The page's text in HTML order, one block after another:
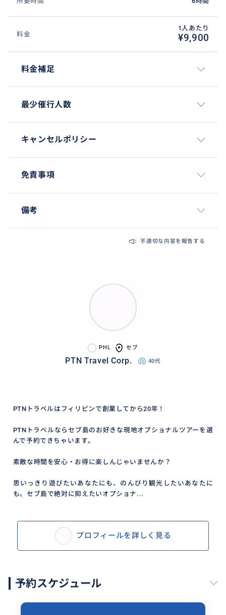
料金
1人あたり
¥9,900
料金補足
最少催行人数
キャンセルポリシー
免責事項
備考
不適切な内容を報告する
PHL セブ
PTN Travel Corp. 40代
PTNトラベルはフィリピンで創業してから20年！
PTNトラベルならセブ島のお好きな現地オプショナルツアーを選
んで予約できちゃいます。
素敵な時間を安心・お得に楽しんじゃいませんか？
思いっきり遊びたいあなたにも、のんびり観光したいあなたに
も。セブ島で絶対に抑えたいオプショナ...
プロフィールを詳しく見る
予約スケジュール